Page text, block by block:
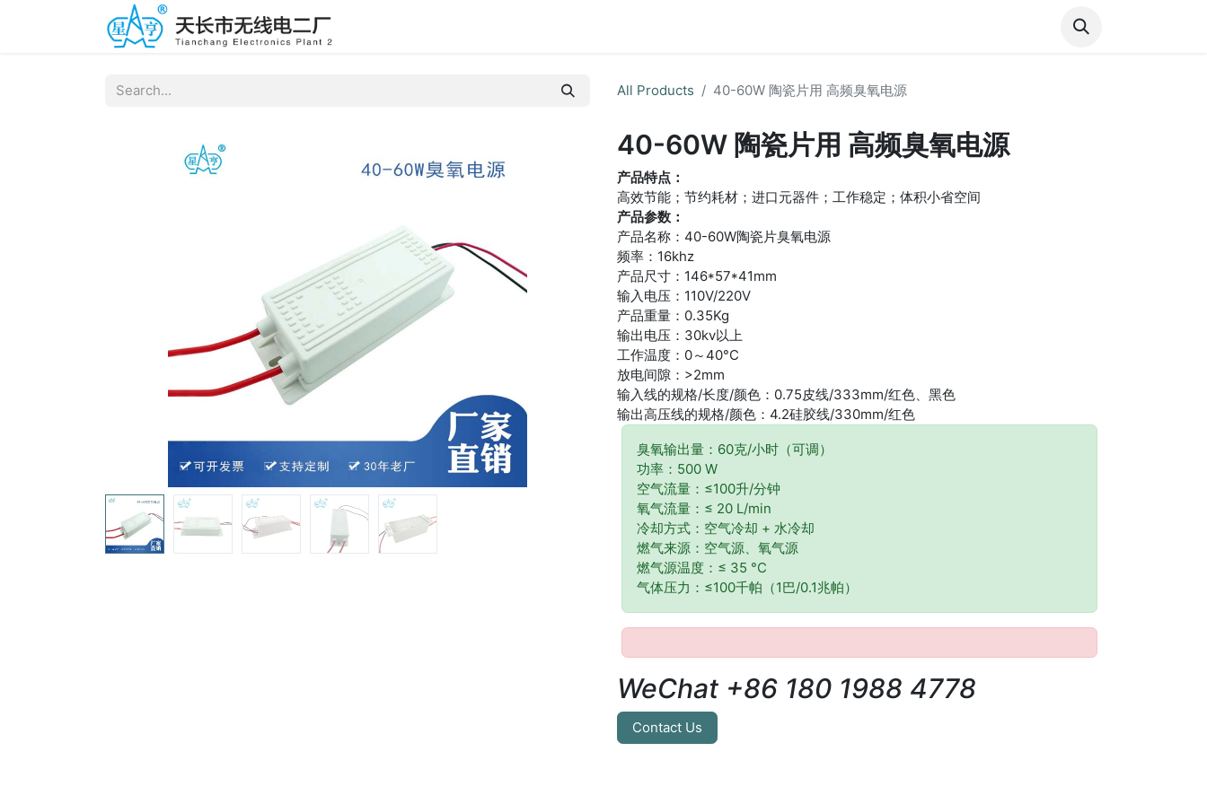
All Products 40-60W 陶瓷片用 高频臭氧电源
40-60W 陶瓷片用 高频臭氧电源
产品特点：
高效节能；节约耗材；进口元器件；工作稳定；体积小省空间
产品参数：
产品名称：40-60W陶瓷片臭氧电源
频率：16khz
产品尺寸：146*57*41mm
输入电压：110V/220V
产品重量：0.35Kg
输出电压：30kv以上
工作温度：0～40°C
放电间隙：>2mm
输入线的规格/长度/颜色：0.75皮线/333mm/红色、黑色
输出高压线的规格/颜色：4.2硅胶线/330mm/红色
臭氧输出量：60克/小时（可调）
功率：500 W
空气流量：≤100升/分钟
氧气流量：≤ 20 L/min
冷却方式：空气冷却 + 水冷却
燃气来源：空气源、氧气源
燃气源温度：≤ 35 °C
气体压力：≤100千帕（1巴/0.1兆帕）
WeChat +86 180 1988 4778
Contact Us